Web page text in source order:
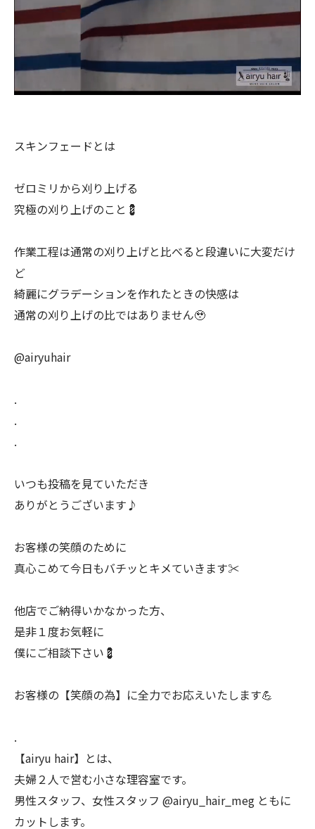
スキンフェードとは
ゼロミリから刈り上げる
究極の刈り上げのこと💈
作業工程は通常の刈り上げと比べると段違いに大変だけ
ど
綺麗にグラデーションを作れたときの快感は
通常の刈り上げの比ではありません🥹
@airyuhair
.
.
.
いつも投稿を見ていただき
ありがとうございます♪
お客様の笑顔のために
真心こめて今日もバチッとキメていきます✂️
他店でご納得いかなかった方、
是非１度お気軽に
僕にご相談下さい💈
お客様の【笑顔の為】に全力でお応えいたします💪
.
【airyu hair】とは、
夫婦２人で営む小さな理容室です。
男性スタッフ、女性スタッフ @airyu_hair_meg ともに
カットします。